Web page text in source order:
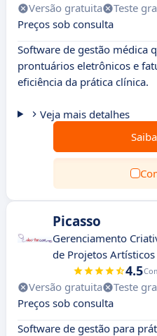
Versão gratuita Teste
Preços sob consulta
Software de gestão médica
prontuários eletrônicos e
eficiência da prática clínica.
Veja mais detalhes
Picasso
Gerenciamento
de Projetos Artísticos
4.5
Versão gratuita Teste
Preços sob consulta
Software de gestão para